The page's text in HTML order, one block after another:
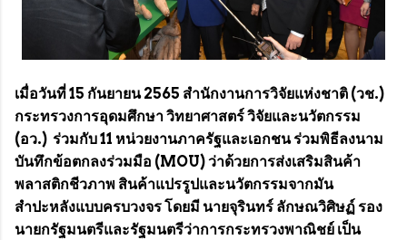
เมื่อวันที่ 15 กันยายน 2565 สำนักงานการวิจัยแห่งชาติ (วช.)
กระทรวงการอุดมศึกษา วิทยาศาสตร์ วิจัยและนวัตกรรม
(อว.) ร่วมกับ 11 หน่วยงานภาครัฐและเอกชน ร่วมพิธีลงนาม
บันทึกข้อตกลงร่วมมือ (MOU) ว่าด้วยการส่งเสริมสินค้า
พลาสติกชีวภาพ สินค้าแปรรูปและนวัตกรรมจากมัน
สำปะหลังแบบครบวงจร โดยมี นายจุรินทร์ ลักษณวิศิษฏ์ รอง
นายกรัฐมนตรีและรัฐมนตรีว่าการกระทรวงพาณิชย์ เป็น